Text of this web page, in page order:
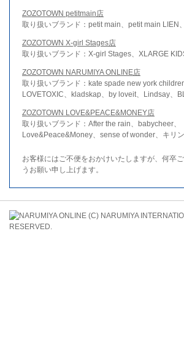
ZOZOTOWN petitmain店
取り扱いブランド：petit main、petit main LIEN
ZOZOTOWN X-girl Stages店
取り扱いブランド：X-girl Stages、XLARGE
ZOZOTOWN NARUMIYA ONLINE店
取り扱いブランド：kate spade new york
LOVETOXIC、kladskap、by loveit、Lindsay、
ZOZOTOWN LOVE&PEACE&MONEY店
取り扱いブランド：After the rain、babycheer、
Love&Peace&Money、sense of wonder、キリ
お客様にはご不便をおかけいたしますが、何卒
うお願い申し上げます。